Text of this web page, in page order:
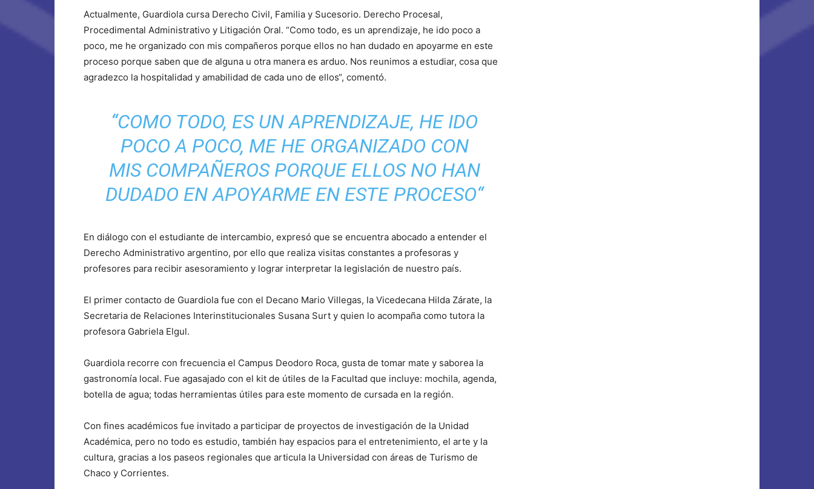
Actualmente, Guardiola cursa Derecho Civil, Familia y Sucesorio. Derecho Procesal,
Procedimental Administrativo y Litigación Oral. “Como todo, es un aprendizaje, he ido poco a
poco, me he organizado con mis compañeros porque ellos no han dudado en apoyarme en este
proceso porque saben que de alguna u otra manera es arduo. Nos reunimos a estudiar, cosa que
agradezco la hospitalidad y amabilidad de cada uno de ellos“, comentó.
“COMO TODO, ES UN APRENDIZAJE, HE IDO
POCO A POCO, ME HE ORGANIZADO CON
MIS COMPAÑEROS PORQUE ELLOS NO HAN
DUDADO EN APOYARME EN ESTE PROCESO“
En diálogo con el estudiante de intercambio, expresó que se encuentra abocado a entender el
Derecho Administrativo argentino, por ello que realiza visitas constantes a profesoras y
profesores para recibir asesoramiento y lograr interpretar la legislación de nuestro país.
El primer contacto de Guardiola fue con el Decano Mario Villegas, la Vicedecana Hilda Zárate, la
Secretaria de Relaciones Interinstitucionales Susana Surt y quien lo acompaña como tutora la
profesora Gabriela Elgul.
Guardiola recorre con frecuencia el Campus Deodoro Roca, gusta de tomar mate y saborea la
gastronomía local. Fue agasajado con el kit de útiles de la Facultad que incluye: mochila, agenda,
botella de agua; todas herramientas útiles para este momento de cursada en la región.
Con fines académicos fue invitado a participar de proyectos de investigación de la Unidad
Académica, pero no todo es estudio, también hay espacios para el entretenimiento, el arte y la
cultura, gracias a los paseos regionales que articula la Universidad con áreas de Turismo de
Chaco y Corrientes.